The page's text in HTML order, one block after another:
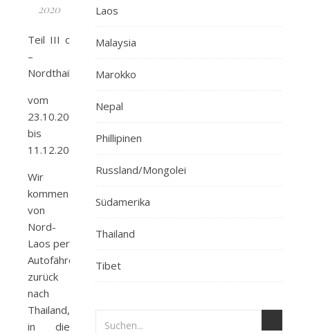
2020
Teil III c
–
Nordthailand
vom
23.10.2009
bis
11.12.2009
Wir
kommen
von
Nord-
Laos per
Autofähre
zurück
nach
Thailand,
in die
Laos
Malaysia
Marokko
Nepal
Phillipinen
Russland/Mongolei
Südamerika
Thailand
Tibet